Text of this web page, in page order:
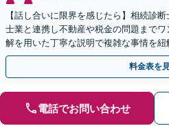
【話し合いに限界を感じたら】相続診
士業と連携し不動産や税金の問題まで
解を用いた丁寧な説明で複雑な事情を
満な解決へ導きます。【東海エリア・神
料金表を
電話でお問い合わせ